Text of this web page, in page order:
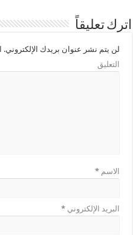
اترك تعليقاً
لن يتم نشر عنوان بريدك الإلكتروني.
التعليق
الاسم*
البريد الإلكتروني*